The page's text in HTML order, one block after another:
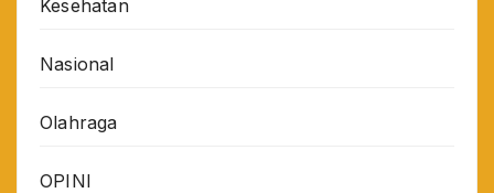
Kesehatan
Nasional
Olahraga
OPINI